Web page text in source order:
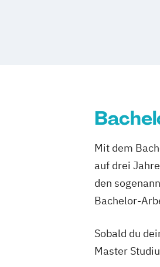
Musikproduzent*in
Mit dem
auf drei
den
Bachelor-
Sobald du
Master